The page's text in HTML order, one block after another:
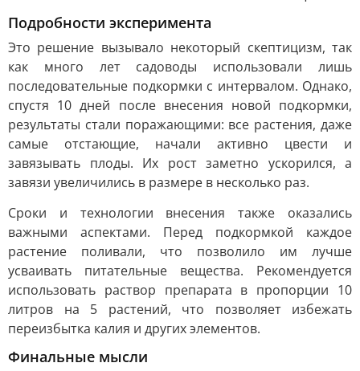
Подробности эксперимента
Это решение вызывало некоторый скептицизм, так
как много лет садоводы использовали лишь
последовательные подкормки с интервалом. Однако,
спустя 10 дней после внесения новой подкормки,
результаты стали поражающими: все растения, даже
самые отстающие, начали активно цвести и
завязывать плоды. Их рост заметно ускорился, а
завязи увеличились в размере в несколько раз.
Сроки и технологии внесения также оказались
важными аспектами. Перед подкормкой каждое
растение поливали, что позволило им лучше
усваивать питательные вещества. Рекомендуется
использовать раствор препарата в пропорции 10
литров на 5 растений, что позволяет избежать
переизбытка калия и других элементов.
Финальные мысли